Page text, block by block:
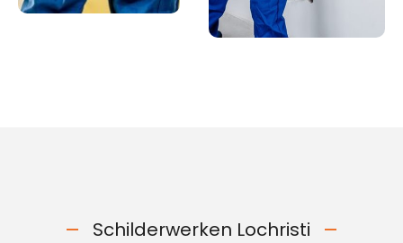
Schilderwerken Lochristi